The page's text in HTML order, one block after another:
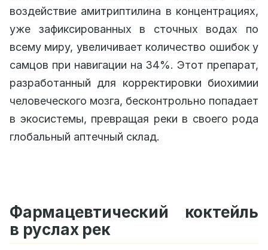
воздействие амитриптилина в концентрациях,
уже зафиксированных в сточных водах по
всему миру, увеличивает количество ошибок у
самцов при навигации на 34%. Этот препарат,
разработанный для корректировки биохимии
человеческого мозга, бесконтрольно попадает
в экосистемы, превращая реки в своего рода
глобальный аптечный склад.
Фармацевтический коктейль
в руслах рек